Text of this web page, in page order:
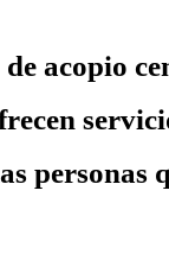
acopio
personas